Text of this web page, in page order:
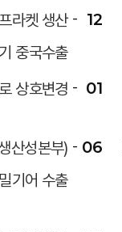
개
12
라켓 생산
중국수출
01
상호변경
06
산성본부)
기어 수출